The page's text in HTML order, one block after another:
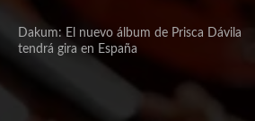
Dakum: El nuevo álbum de Prisca Dávila
tendrá gira en España